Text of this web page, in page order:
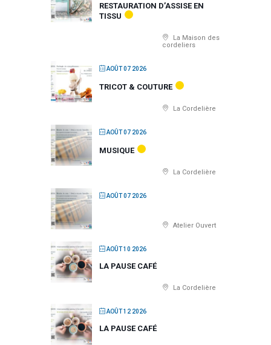
RESTAURATION D’ASSISE EN
TISSU
La Maison des
cordeliers
AOÛT 07 2026
TRICOT & COUTURE
La Cordelière
AOÛT 07 2026
MUSIQUE
La Cordelière
AOÛT 07 2026
Atelier Ouvert
AOÛT 10 2026
LA PAUSE CAFÉ
La Cordelière
AOÛT 12 2026
LA PAUSE CAFÉ